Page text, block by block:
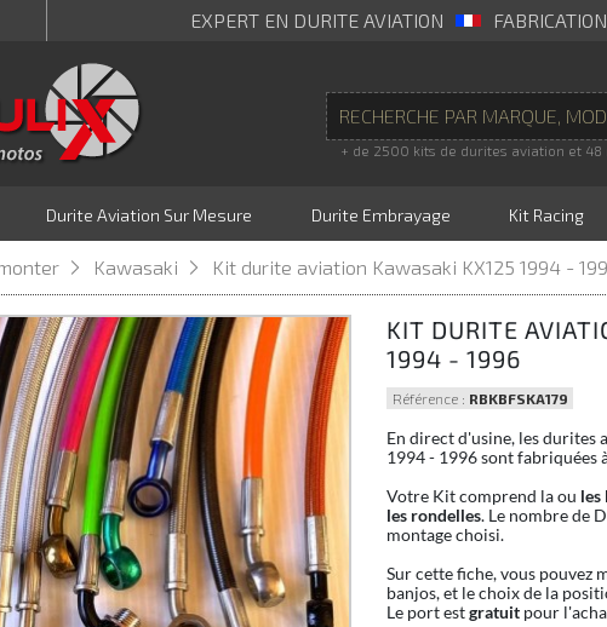
EXPERT EN DURITE AVIATION
+ de 2500 kits de durites aviation et
Durite Aviation Sur Mesure Durite Embrayage Kit Racing
Kawasaki Kit durite aviation Kawasaki KX125 1994 -
KIT DURITE
1994 - 1996
Référence : RBKBFSKA179
En direct d'usine, les durites
1994 - 1996 sont fabriquées
Votre Kit comprend la ou les
les rondelles. Le nombre de
montage choisi.
Sur cette fiche, vous pouvez
banjos, et le choix de la
Le port estgratuitpour